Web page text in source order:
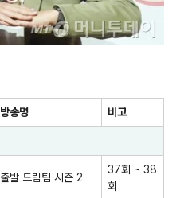
방송명 비고
출발 드림팀 시즌 2
37회 ~ 38
회